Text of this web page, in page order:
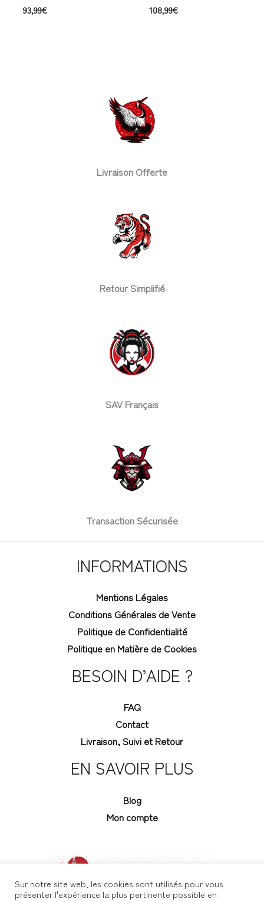
93,99€ 108,99€
Livraison Offerte
Retour Simplifié
SAV Français
Transaction Sécurisée
INFORMATIONS
Mentions Légales
Conditions Générales de Vente
Politique de Confidentialité
Politique en Matière de Cookies
BESOIN D’AIDE ?
FAQ
Contact
Livraison, Suivi et Retour
EN SAVOIR PLUS
Blog
Mon compte
Sur notre site web, les cookies sont utilisés pour vous
présenter l'expérience la plus pertinente possible en